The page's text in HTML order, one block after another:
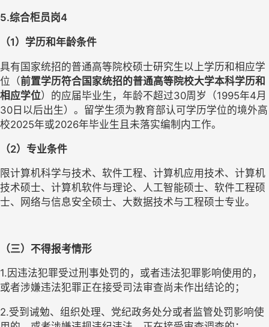
5.综合柜员岗4
（1）学历和年龄条件
具有国家统招的普通高等院校硕士研究生以上学历和相应学
位（前置学历符合国家统招的普通高等院校大学本科学历和
相应学位）的应届毕业生，年龄不超过30周岁（1995年4月
30日以后出生） 。 留学生须为教育部认可学历学位的境外高
校2025年或2026年毕业生且未落实编制内工作。
（2）专业条件
限计算机科学与技术、软件工程、计算机应用技术、计算机
技术硕士、计算机软件与理论、人工智能硕士、软件工程硕
士、网络与信息安全硕士、大数据技术与工程硕士专业。
（三）不得报考情形
1.因违法犯罪受过刑事处罚的，或者违法犯罪影响使用的，
或者涉嫌违法犯罪正在接受司法审查尚未作出结论的；
2.受到诫勉、组织处理、党纪政务处分或者监管处罚影响使